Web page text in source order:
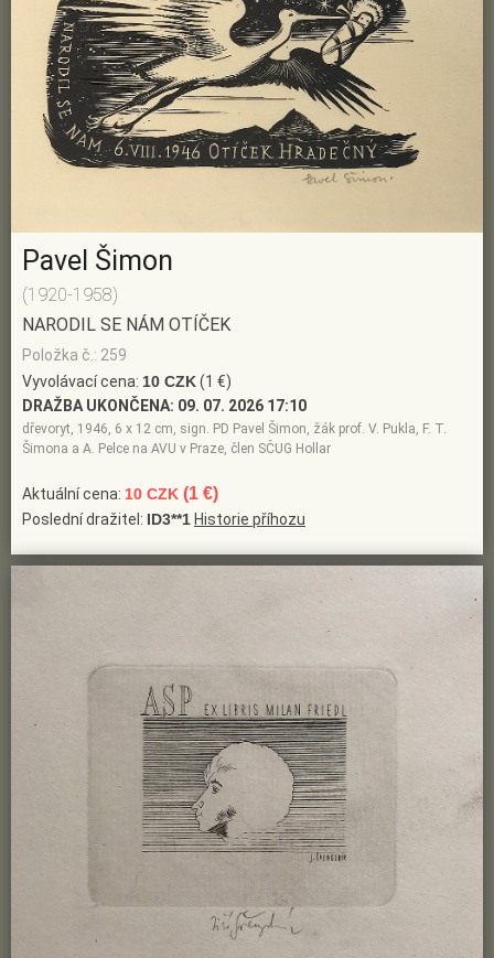
Pavel Šimon
(1920-1958)
NARODIL SE NÁM OTÍČEK
Položka č.: 259
Vyvolávací cena: 10 CZK(1 €)
DRAŽBA UKONČENA: 09. 07. 2026 17:10
dřevoryt, 1946, 6 x 12 cm, sign. PD Pavel Šimon, žák prof. V. Pukla, F. T.
Šimona a A. Pelce na AVU v Praze, člen SČUG Hollar
Aktuální cena: 10 CZK (1 €)
Poslední dražitel: ID3**1 Historie příhozu